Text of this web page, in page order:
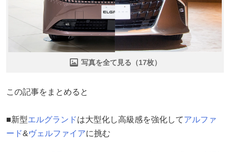
写真を全て見る（17枚）
この記事をまとめると
■新型エルグランドは大型化し高級感を強化してアルファ
ード&ヴェルファイアに挑む